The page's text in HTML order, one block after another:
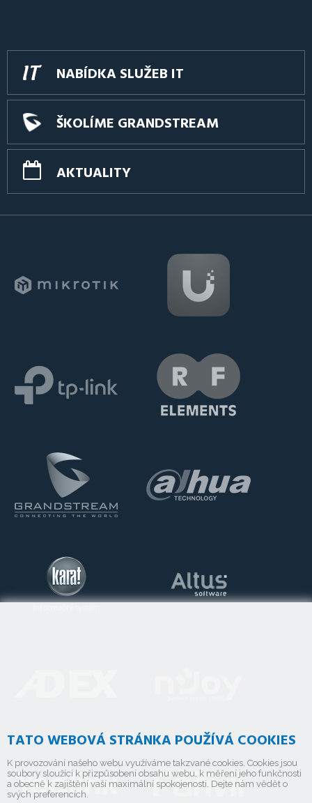
NABÍDKA SLUŽEB IT
ŠKOLÍME GRANDSTREAM
AKTUALITY
TATO WEBOVÁ STRÁNKA POUŽÍVÁ COOKIES
K provozování našeho webu využíváme takzvané cookies. Cookies jsou
soubory sloužící k přizpůsobení obsahu webu, k měření jeho funkčnosti
a obecně k zajištění vaší maximální spokojenosti. Dejte nám vědět o
svých preferencích.